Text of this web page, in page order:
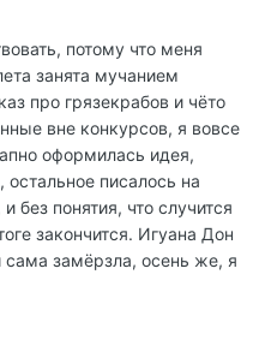
потому что меня
занята мучанием
про грязекрабов и чёто
вне конкурсов, я вовсе
оформилась идея,
писалось на
без понятия, что случится
закончится. Игуана Дон
сама замёрзла, осень же, я